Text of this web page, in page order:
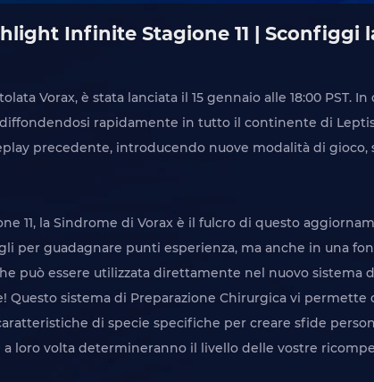
Infinite Stagione 11 | Sconfiggi
Vorax, è stata lanciata il 15 gennaio alle 18:00 PST.
rapidamente in tutto il continente di
precedente, introducendo nuove modalità di
11, la Sindrome di Vorax è il fulcro di questo
per guadagnare punti esperienza, ma anche in una
può essere utilizzata direttamente nel nuovo sistema
Questo sistema di Preparazione Chirurgica vi
di specie specifiche per creare sfide
loro volta determineranno il livello delle vostre